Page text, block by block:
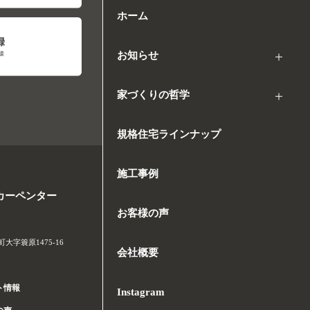
ホーム
お知らせ
家づくりの哲学
規格住宅ラインナップ
施工事例
お客様の声
会社概要
Instagram
ーペンター
大字簑原1475-16
情報